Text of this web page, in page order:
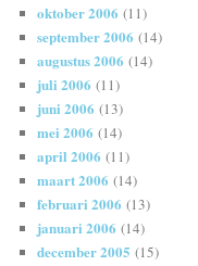
oktober 2006 (11)
september 2006 (14)
augustus 2006 (14)
juli 2006 (11)
juni 2006 (13)
mei 2006 (14)
april 2006 (11)
maart 2006 (14)
februari 2006 (13)
januari 2006 (14)
december 2005 (15)